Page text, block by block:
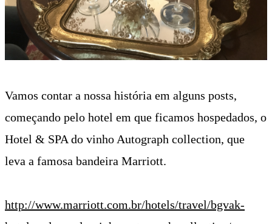
Vamos contar a nossa história em alguns posts,
começando pelo hotel em que ficamos hospedados, o
Hotel & SPA do vinho Autograph collection, que
leva a famosa bandeira Marriott.
http://www.marriott.com.br/hotels/travel/bgvak-